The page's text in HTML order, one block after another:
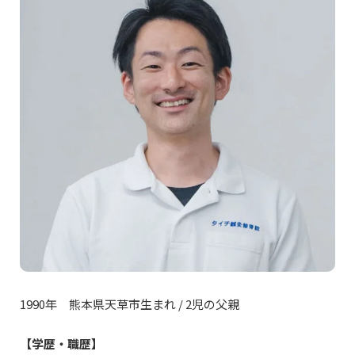
1990年 熊本県天草市生まれ / 2児の父親
【学歴・職歴】